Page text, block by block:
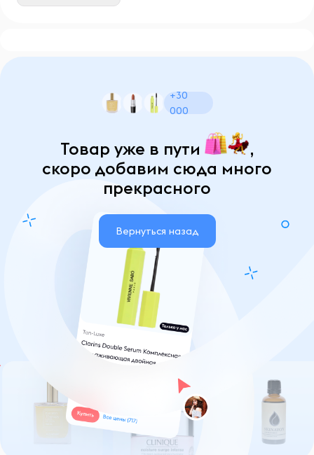
+30
000
Товар уже в пути
,
скоро добавим сюда много
прекрасного
Вернуться назад